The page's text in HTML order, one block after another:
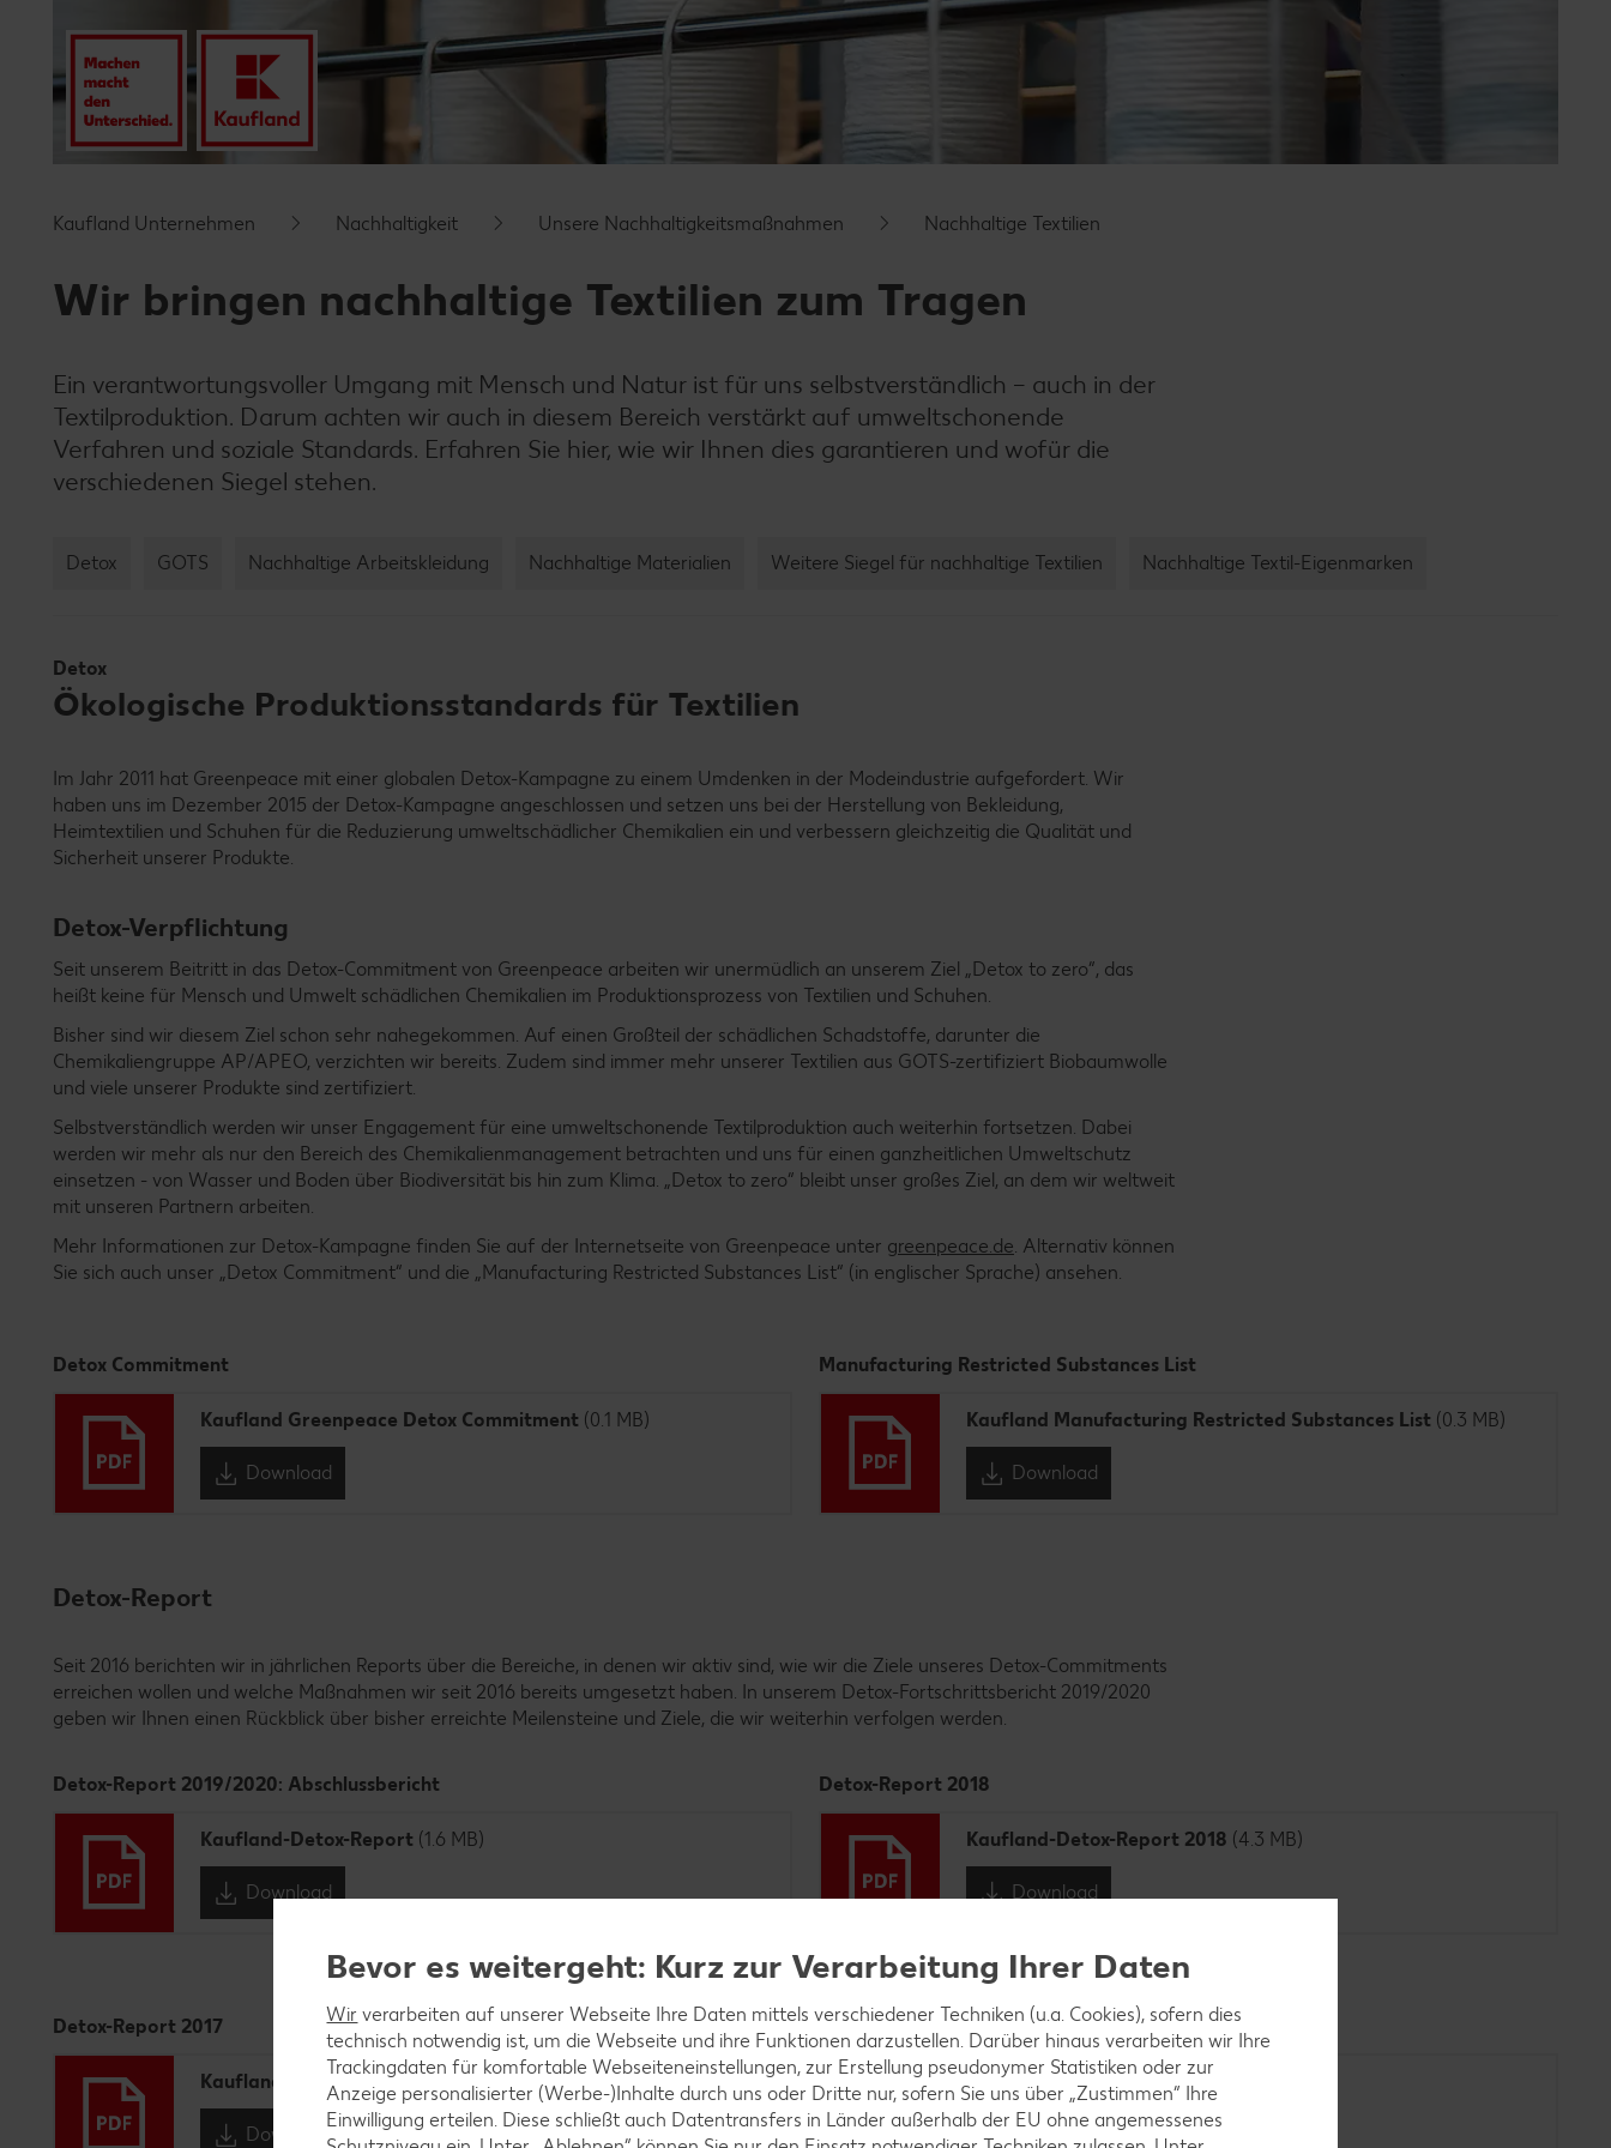
Kaufland Unternehmen Nachhaltigkeit Unsere Nachhaltigkeitsmaßnahmen Nachhaltige Textilien
Wir bringen nachhaltige Textilien zum Tragen
Ein verantwortungsvoller Umgang mit Mensch und Natur ist für uns selbstverständlich – auch in der
Textilproduktion. Darum achten wir auch in diesem Bereich verstärkt auf umweltschonende
Verfahren und soziale Standards. Erfahren Sie hier, wie wir Ihnen dies garantieren und wofür die
verschiedenen Siegel stehen.
Detox GOTS Nachhaltige Arbeitskleidung Nachhaltige Materialien Weitere Siegel für nachhaltige Textilien Nachhaltige Textil-Eigenmarken
Detox
Ökologische Produktionsstandards für Textilien
Im Jahr 2011 hat Greenpeace mit einer globalen Detox-Kampagne zu einem Umdenken in der Modeindustrie aufgefordert. Wir
haben uns im Dezember 2015 der Detox-Kampagne angeschlossen und setzen uns bei der Herstellung von Bekleidung,
Heimtextilien und Schuhen für die Reduzierung umweltschädlicher Chemikalien ein und verbessern gleichzeitig die Qualität und
Sicherheit unserer Produkte.
Detox-Verpflichtung
Seit unserem Beitritt in das Detox-Commitment von Greenpeace arbeiten wir unermüdlich an unserem Ziel „Detox to zero“, das
heißt keine für Mensch und Umwelt schädlichen Chemikalien im Produktionsprozess von Textilien und Schuhen.
Bisher sind wir diesem Ziel schon sehr nahegekommen. Auf einen Großteil der schädlichen Schadstoffe, darunter die
Chemikaliengruppe AP/APEO, verzichten wir bereits. Zudem sind immer mehr unserer Textilien aus GOTS-zertifiziert Biobaumwolle
und viele unserer Produkte sind zertifiziert.
Selbstverständlich werden wir unser Engagement für eine umweltschonende Textilproduktion auch weiterhin fortsetzen. Dabei
werden wir mehr als nur den Bereich des Chemikalienmanagement betrachten und uns für einen ganzheitlichen Umweltschutz
einsetzen - von Wasser und Boden über Biodiversität bis hin zum Klima. „Detox to zero“ bleibt unser großes Ziel, an dem wir weltweit
mit unseren Partnern arbeiten.
Mehr Informationen zur Detox-Kampagne finden Sie auf der Internetseite von Greenpeace unter greenpeace.de. Alternativ können
Sie sich auch unser „Detox Commitment“ und die „Manufacturing Restricted Substances List“ (in englischer Sprache) ansehen.
Detox Commitment
Kaufland Greenpeace Detox Commitment (0.1 MB)
Download
Manufacturing Restricted Substances List
Kaufland Manufacturing Restricted Substances List (0.3 MB)
Download
Detox-Report
Seit 2016 berichten wir in jährlichen Reports über die Bereiche, in denen wir aktiv sind, wie wir die Ziele unseres Detox-Commitments
erreichen wollen und welche Maßnahmen wir seit 2016 bereits umgesetzt haben. In unserem Detox-Fortschrittsbericht 2019/2020
geben wir Ihnen einen Rückblick über bisher erreichte Meilensteine und Ziele, die wir weiterhin verfolgen werden.
Detox-Report 2019/2020: Abschlussbericht
Kaufland-Detox-Report (1.6 MB)
Download
Detox-Report 2017
Kaufland Detox Report (1.9 MB)
Download
Detox-Report 2018
Kaufland-Detox-Report 2018 (4.3 MB)
Download
Detox-Report 2016
Detox Report 2016 (13.7 MB)
Download
Bevor es weitergeht: Kurz zur Verarbeitung Ihrer Daten
Wir verarbeiten auf unserer Webseite Ihre Daten mittels verschiedener Techniken (u.a. Cookies), sofern dies
technisch notwendig ist, um die Webseite und ihre Funktionen darzustellen. Darüber hinaus verarbeiten wir Ihre
Trackingdaten für komfortable Webseiteneinstellungen, zur Erstellung pseudonymer Statistiken oder zur
Anzeige personalisierter (Werbe-)Inhalte durch uns oder Dritte nur, sofern Sie uns über „Zustimmen“ Ihre
Einwilligung erteilen. Diese schließt auch Datentransfers in Länder außerhalb der EU ohne angemessenes